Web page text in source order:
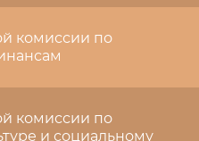
комиссии по
комиссии по
и социальному